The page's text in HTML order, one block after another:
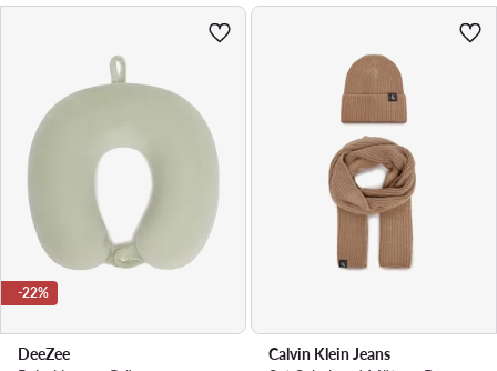
-22%
DeeZee
Calvin Klein Jeans